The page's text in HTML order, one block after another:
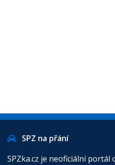
SPZ na přání
SPZka.cz je neoficiální